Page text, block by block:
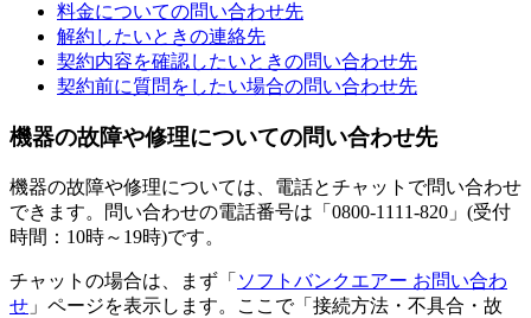
料金についての問い合わせ先
解約したいときの連絡先
契約内容を確認したいときの問い合わせ先
契約前に質問をしたい場合の問い合わせ先
機器の故障や修理についての問い合わせ先
機器の故障や修理については、電話とチャットで問い合わせ
できます。問い合わせの電話番号は「0800-1111-820」(受付
時間：10時～19時)です。
チャットの場合は、まず「 ソフトバンクエアー お問い合わ
せ 」ページを表示します。ここで「接続方法・不具合・故